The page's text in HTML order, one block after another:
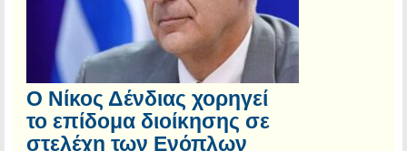
Ο Νίκος Δένδιας χορηγεί
το επίδομα διοίκησης σε
στελέχη των Ενόπλων